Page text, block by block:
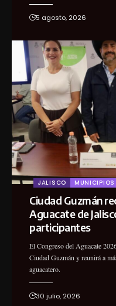
5 agosto, 2026
JALISCO MUNICIPIOS
Ciudad Guzmán
Aguacate de
participantes
El Congreso del Aguacate
Ciudad Guzmán y reunirá a
aguacatero.
30 julio, 2026